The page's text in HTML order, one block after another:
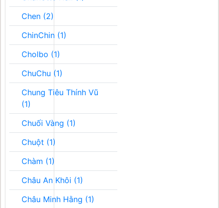
Chen (2)
ChinChin (1)
Cholbo (1)
ChuChu (1)
Chung Tiêu Thính Vũ
(1)
Chuối Vàng (1)
Chuột (1)
Chàm (1)
Châu An Khôi (1)
Châu Minh Hằng (1)